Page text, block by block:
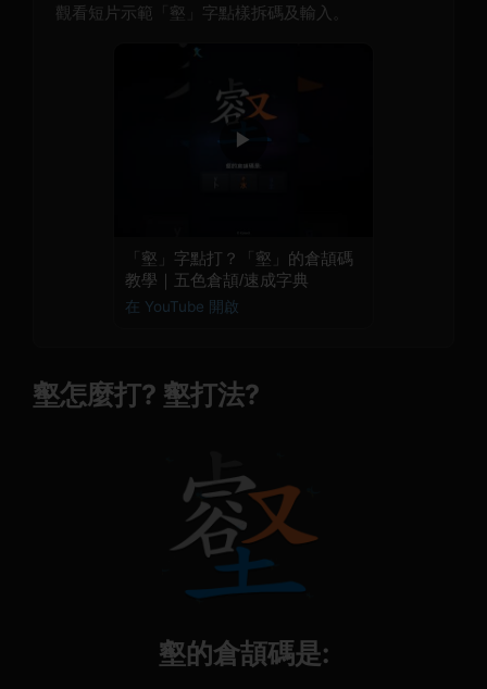
觀看短片示範「壑」字點樣拆碼及輸入。
▶
「壑」字點打？「壑」的倉頡碼
教學｜五色倉頡/速成字典
在 YouTube 開啟
壑怎麼打? 壑打法?
壑的倉頡碼是: